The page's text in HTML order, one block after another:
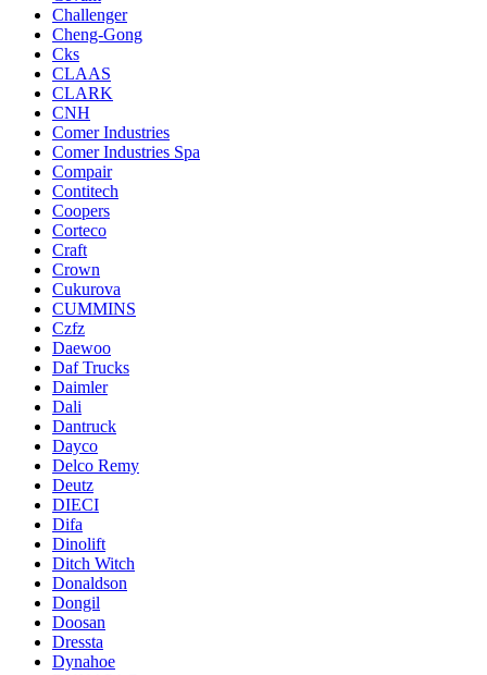
Challenger
Cheng-Gong
Cks
CLAAS
CLARK
CNH
Comer Industries
Comer Industries Spa
Compair
Contitech
Coopers
Corteco
Craft
Crown
Cukurova
CUMMINS
Czfz
Daewoo
Daf Trucks
Daimler
Dali
Dantruck
Dayco
Delco Remy
Deutz
DIECI
Difa
Dinolift
Ditch Witch
Donaldson
Dongil
Doosan
Dressta
Dynahoe